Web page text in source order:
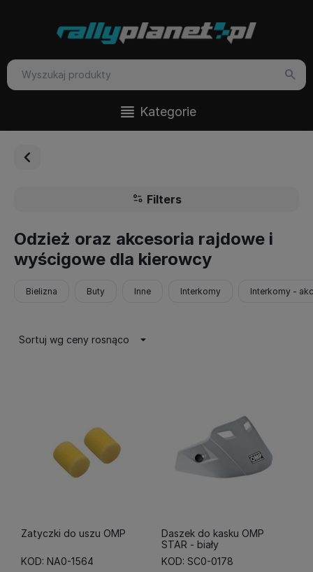
Kategorie
Filters
Odzież oraz akcesoria rajdowe i
wyścigowe dla kierowcy
Bielizna Buty Inne Interkomy Interkomy -
Sortuj wg ceny rosnąco
Zatyczki do uszu OMP
KOD: NA0-1564
Daszek do kasku OMP
STAR - biały
KOD: SC0-0178